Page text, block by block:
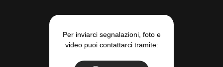
Per inviarci segnalazioni, foto e
video puoi contattarci tramite: